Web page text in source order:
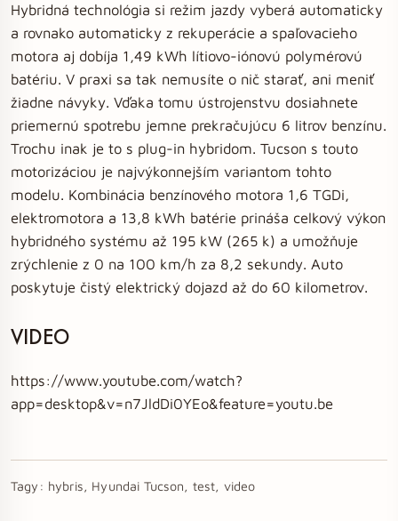
Hybridná technológia si režim jazdy vyberá automaticky
a rovnako automaticky z rekuperácie a spaľovacieho
motora aj dobíja 1,49 kWh lítiovo-iónovú polymérovú
batériu. V praxi sa tak nemusíte o nič starať, ani meniť
žiadne návyky. Vďaka tomu ústrojenstvu dosiahnete
priemernú spotrebu jemne prekračujúcu 6 litrov benzínu.
Trochu inak je to s plug-in hybridom. Tucson s touto
motorizáciou je najvýkonnejším variantom tohto
modelu. Kombinácia benzínového motora 1,6 TGDi,
elektromotora a 13,8 kWh batérie prináša celkový výkon
hybridného systému až 195 kW (265 k) a umožňuje
zrýchlenie z 0 na 100 km/h za 8,2 sekundy. Auto
poskytuje čistý elektrický dojazd až do 60 kilometrov.
VIDEO
https://www.youtube.com/watch?
app=desktop&v=n7JldDi0YEo&feature=youtu.be
Tagy: hybris, Hyundai Tucson, test, video